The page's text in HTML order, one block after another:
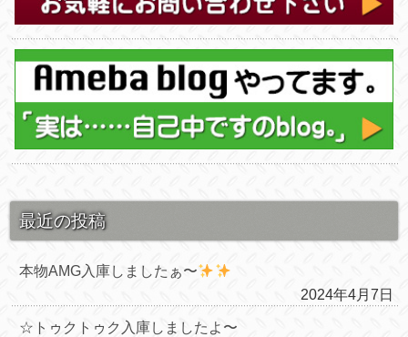
最近の投稿
本物AMG入庫しましたぁ〜
2024年4月7日
☆トゥクトゥク入庫しましたよ〜